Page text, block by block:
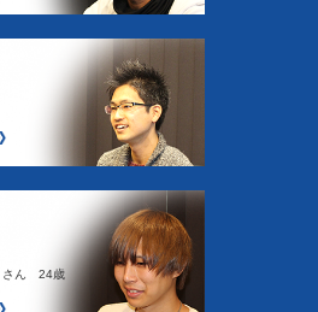
さん 24歳